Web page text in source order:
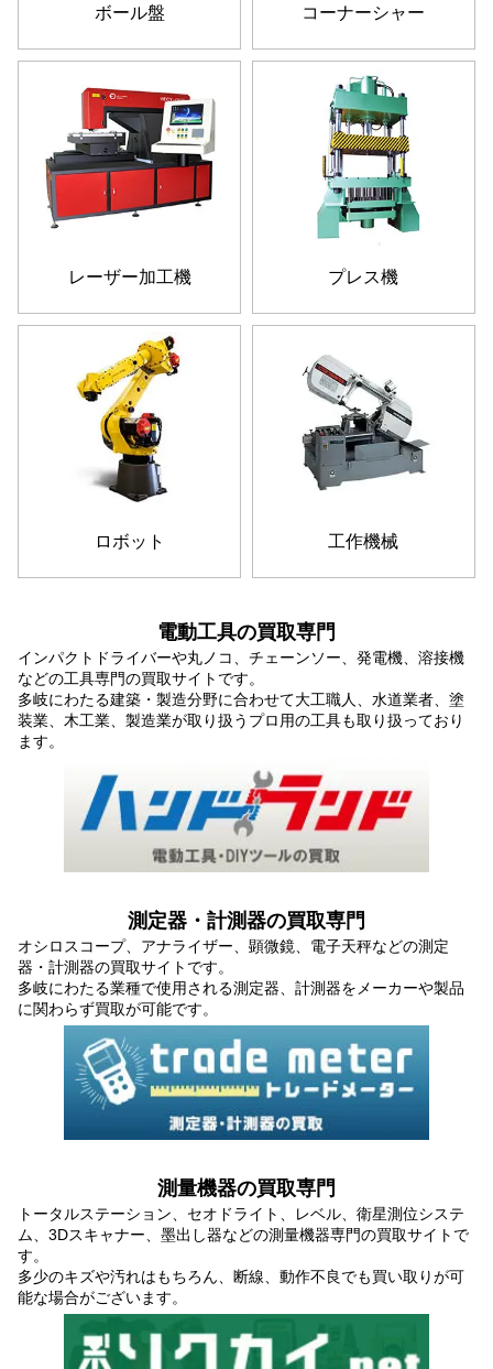
ボール盤 コーナーシャー
レーザー加工機 プレス機
ロボット 工作機械
電動工具の買取専門
インパクトドライバーや丸ノコ、チェーンソー、発電機、溶接機
などの工具専門の買取サイトです。
多岐にわたる建築・製造分野に合わせて大工職人、水道業者、塗
装業、木工業、製造業が取り扱うプロ用の工具も取り扱っており
ます。
測定器・計測器の買取専門
オシロスコープ、アナライザー、顕微鏡、電子天秤などの測定
器・計測器の買取サイトです。
多岐にわたる業種で使用される測定器、計測器をメーカーや製品
に関わらず買取が可能です。
測量機器の買取専門
トータルステーション、セオドライト、レベル、衛星測位システ
ム、3Dスキャナー、墨出し器などの測量機器専門の買取サイトで
す。
多少のキズや汚れはもちろん、断線、動作不良でも買い取りが可
能な場合がございます。